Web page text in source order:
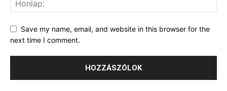
Save my name, email, and website in this browser for the
next time I comment.